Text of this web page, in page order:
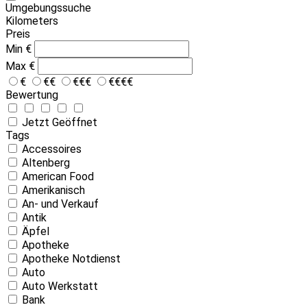
Umgebungssuche
Kilometers
Preis
Min €
Max €
€
€€ €€€
€€€€
Bewertung
Jetzt Geöffnet
Tags
Accessoires
Altenberg
American Food
Amerikanisch
An- und Verkauf
Antik
Äpfel
Apotheke
Apotheke Notdienst
Auto
Auto Werkstatt
Bank